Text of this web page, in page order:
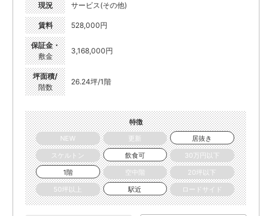
現況 サービス(その他)
賃料 528,000円
保証金・
敷金
3,168,000円
坪面積/
階数
26.24坪/1階
特徴
NEW
更新
居抜き
スケルトン
飲食可
30万円以下
1階
空中階
20坪以下
50坪以上
駅近 ロードサイド